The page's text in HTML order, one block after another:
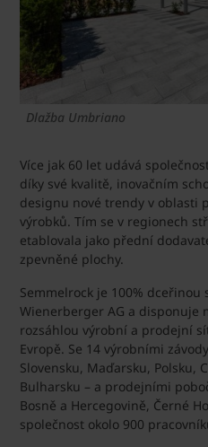
Dlažba Umbriano
Více jak 60 let udává
díky své kvalitě, inovačním
designu nové trendy v oblasti
výrobků. Tím se v regionech
etablovala jako přední
zpevněné plochy.
Semmelrock je 100%
Wienerberger AG a disponuje
rozsáhlou výrobní a prodejní
Evropě. Se 14 výrobními
Slovensku, Maďarsku, Polsku,
Bulharsku – a prodejními
Bosně a Hercegovině, Černé
společnost okolo 900